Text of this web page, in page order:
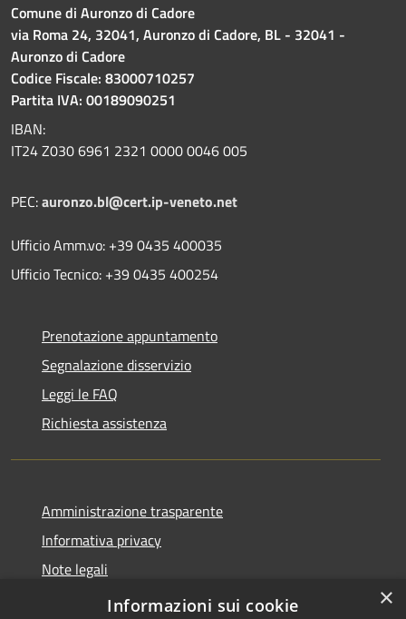
Comune di Auronzo di Cadore
via Roma 24, 32041, Auronzo di Cadore, BL - 32041 -
Auronzo di Cadore
Codice Fiscale: 83000710257
Partita IVA: 00189090251
IBAN:
IT24 Z030 6961 2321 0000 0046 005
PEC:auronzo.bl@cert.ip-veneto.net
Ufficio Amm.vo: +39 0435 400035
Ufficio Tecnico: +39 0435 400254
Prenotazione appuntamento
Segnalazione disservizio
Leggi le FAQ
Richiesta assistenza
Amministrazione trasparente
Informativa privacy
Note legali
Dichiarazione di accessibilità
×
Informazioni sui cookie